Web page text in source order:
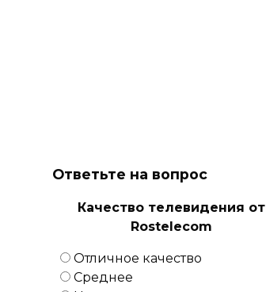
Ответьте на вопрос
Качество телевидения от
Rostelecom
Отличное качество
Среднее